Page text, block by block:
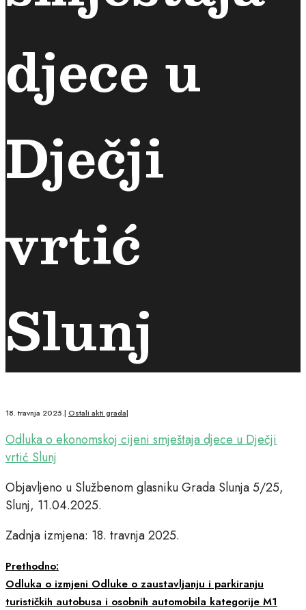
djece u
Dječji
vrtić
Slunj
18. travnja 2025.| Ostali akti grada|
Odluka o ekonomskoj cijeni smještaja djece u Dječji
vrtić Slunj
Objavljeno u Službenom glasniku Grada Slunja 5/25,
Slunj, 11.04.2025.
Zadnja izmjena: 18. travnja 2025.
Prethodno:
Odluka o izmjeni Odluke o zaustavljanju i parkiranju
turističkih autobusa i osobnih automobila kategorije M1